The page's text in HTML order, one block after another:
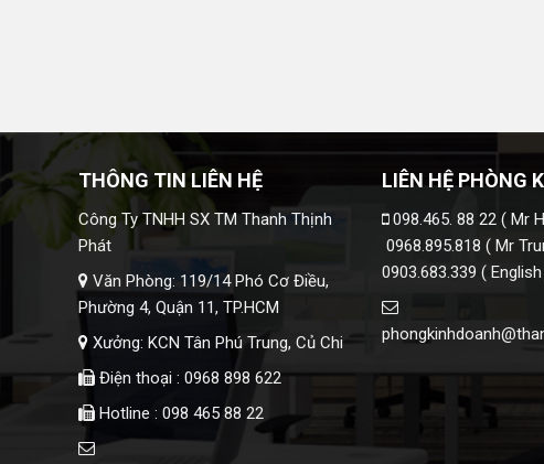
THÔNG TIN LIÊN HỆ
Công Ty TNHH SX TM Thanh Thịnh
Phát
Văn Phòng: 119/14 Phó Cơ Điều,
Phường 4, Quận 11, TP.HCM
Xưởng: KCN Tân Phú Trung, Củ Chi
Điện thoại : 0968 898 622
Hotline : 098 465 88 22
LIÊN HỆ PHÒNG
098.465. 88 22 ( Mr
0968.895.818 ( Mr
0903.683.339 (